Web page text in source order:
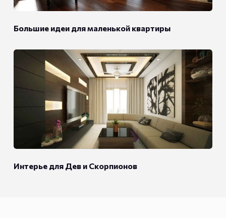
Большие идеи для маленькой квартиры
Интерье для Дев и Скорпионов